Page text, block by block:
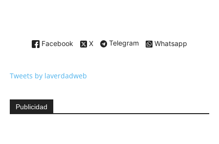
Facebook X Telegram Whatsapp
Tweets by laverdadweb
Publicidad